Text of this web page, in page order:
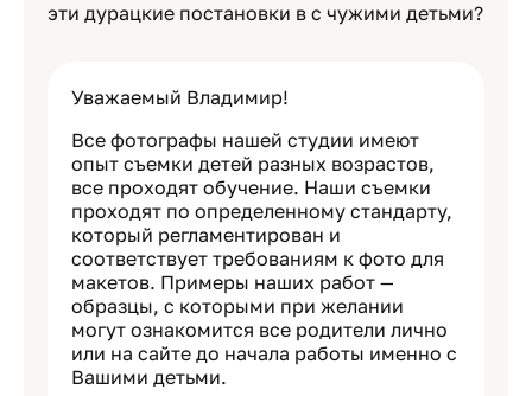
эти дурацкие постановки в с чужими детьми?
Уважаемый Владимир!
Все фотографы нашей студии имеют
опыт съемки детей разных возрастов,
все проходят обучение. Наши съемки
проходят по определенному стандарту,
который регламентирован и
соответствует требованиям к фото для
макетов. Примеры наших работ —
образцы, с которыми при желании
могут ознакомится все родители лично
или на сайте до начала работы именно с
Вашими детьми.